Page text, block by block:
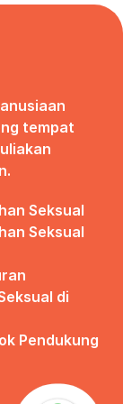
to fill
to
is
solo.
(which
to
for
run it
the
vagina
tempat
Seksual
Seksual
di
Pendukung